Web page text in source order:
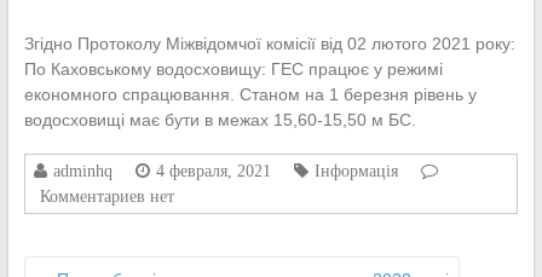
Згідно Протоколу Міжвідомчої комісії від 02 лютого 2021 року:
По Каховському водосховищу: ГЕС працює у режимі
економного спрацювання. Станом на 1 березня рівень у
водосховищі має бути в межах 15,60-15,50 м БС.
adminhq 4 февраля, 2021
Інформація
Комментариев нет